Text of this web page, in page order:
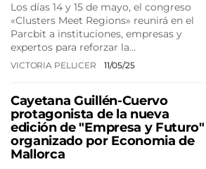
Los días 14 y 15 de mayo, el congreso
«Clusters Meet Regions» reunirá en el
Parcbit a instituciones, empresas y
expertos para reforzar la…
VICTORIA PELLICER 11/05/25
Cayetana Guillén-Cuervo
protagonista de la nueva
edición de "Empresa y Futuro"
organizado por Economia de
Mallorca